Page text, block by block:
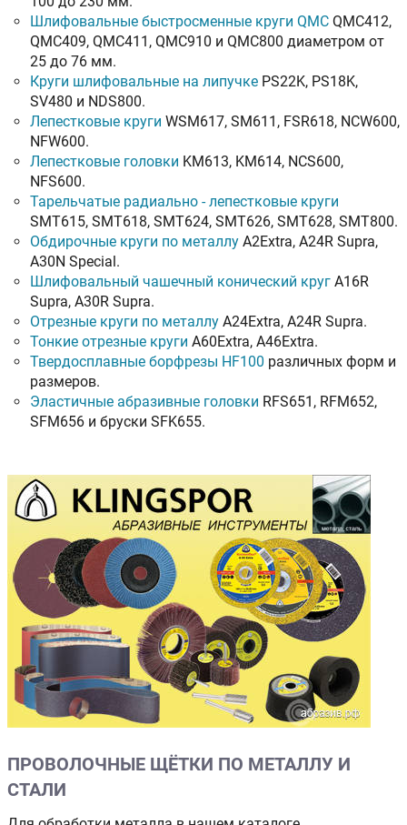
Шлифовальные быстросменные круги QMC QMC412,
QMC409, QMC411, QMC910 и QMC800 диаметром от
25 до 76 мм.
Круги шлифовальные на липучке PS22K, PS18K,
SV480 и NDS800.
Лепестковые круги WSM617, SM611, FSR618, NCW600,
NFW600.
Лепестковые головки KM613, KM614, NCS600,
NFS600.
Тарельчатые радиально - лепестковые круги
SMT615, SMT618, SMT624, SMT626, SMT628, SMT800.
Обдирочные круги по металлу A2Extra, A24R Supra,
A30N Special.
Шлифовальный чашечный конический круг A16R
Supra, A30R Supra.
Отрезные круги по металлу A24Extra, A24R Supra.
Тонкие отрезные круги A60Extra, A46Extra.
Твердосплавные борфрезы HF100 различных форм и
размеров.
Эластичные абразивные головки RFS651, RFM652,
SFM656 и бруски SFK655.
ПРОВОЛОЧНЫЕ ЩЁТКИ ПО МЕТАЛЛУ И
СТАЛИ